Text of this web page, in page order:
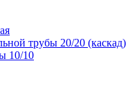
трубы 20/20 (каскад)
10/10